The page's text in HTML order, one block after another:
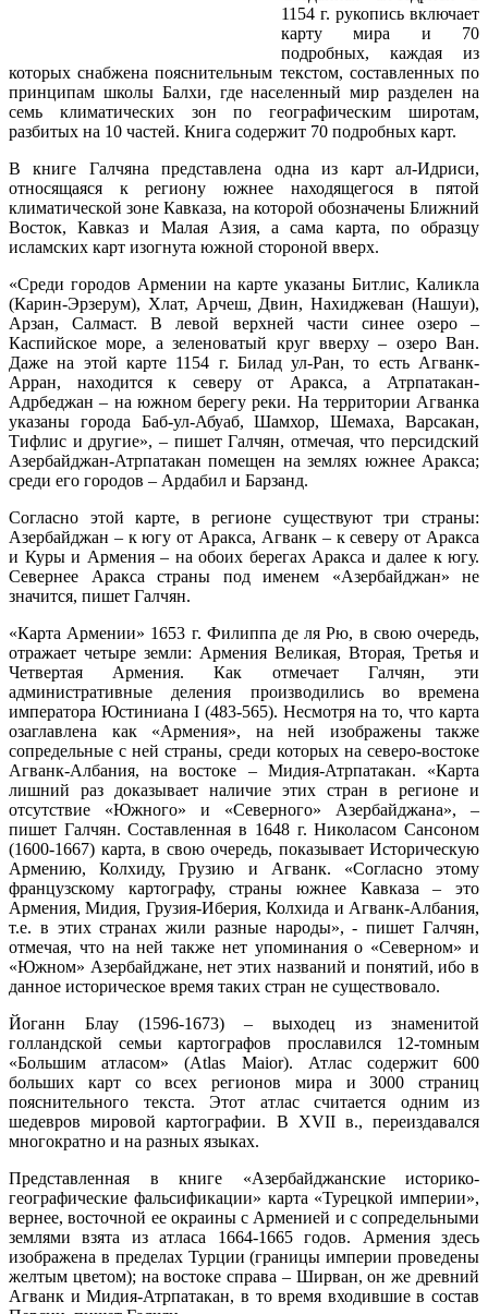
1154 г. рукопись включает
карту мира и 70
подробных, каждая из
которых снабжена пояснительным текстом, составленных по
принципам школы Балхи, где населенный мир разделен на
семь климатических зон по географическим широтам,
разбитых на 10 частей. Книга содержит 70 подробных карт.
В книге Галчяна представлена одна из карт ал-Идриси,
относящаяся к региону южнее находящегося в пятой
климатической зоне Кавказа, на которой обозначены Ближний
Восток, Кавказ и Малая Азия, а сама карта, по образцу
исламских карт изогнута южной стороной вверх.
«Среди городов Армении на карте указаны Битлис, Каликла
(Карин-Эрзерум), Хлат, Арчеш, Двин, Нахиджеван (Нашуи),
Арзан, Салмаст. В левой верхней части синее озеро –
Каспийское море, а зеленоватый круг вверху – озеро Ван.
Даже на этой карте 1154 г. Билад ул-Ран, то есть Агванк-
Арран, находится к северу от Аракса, а Атрпатакан-
Адрбеджан – на южном берегу реки. На территории Агванка
указаны города Баб-ул-Абуаб, Шамхор, Шемаха, Варсакан,
Тифлис и другие», – пишет Галчян, отмечая, что персидский
Азербайджан-Атрпатакан помещен на землях южнее Аракса;
среди его городов – Ардабил и Барзанд.
Согласно этой карте, в регионе существуют три страны:
Азербайджан – к югу от Аракса, Агванк – к северу от Аракса
и Куры и Армения – на обоих берегах Аракса и далее к югу.
Севернее Аракса страны под именем «Азербайджан» не
значится, пишет Галчян.
«Карта Армении» 1653 г. Филиппа де ля Рю, в свою очередь,
отражает четыре земли: Армения Великая, Вторая, Третья и
Четвертая Армения. Как отмечает Галчян, эти
административные деления производились во времена
императора Юстиниана I (483-565). Несмотря на то, что карта
озаглавлена как «Армения», на ней изображены также
сопредельные с ней страны, среди которых на северо-востоке
Агванк-Албания, на востоке – Мидия-Атрпатакан. «Карта
лишний раз доказывает наличие этих стран в регионе и
отсутствие «Южного» и «Северного» Азербайджана», –
пишет Галчян. Составленная в 1648 г. Николасом Сансоном
(1600-1667) карта, в свою очередь, показывает Историческую
Армению, Колхиду, Грузию и Агванк. «Согласно этому
французскому картографу, страны южнее Кавказа – это
Армения, Мидия, Грузия-Иберия, Колхида и Агванк-Албания,
т.е. в этих странах жили разные народы», - пишет Галчян,
отмечая, что на ней также нет упоминания о «Северном» и
«Южном» Азербайджане, нет этих названий и понятий, ибо в
данное историческое время таких стран не существовало.
Йоганн Блау (1596-1673) – выходец из знаменитой
голландской семьи картографов прославился 12-томным
«Большим атласом» (Atlas Maior). Атлас содержит 600
больших карт со всех регионов мира и 3000 страниц
пояснительного текста. Этот атлас считается одним из
шедевров мировой картографии. В XVII в., переиздавался
многократно и на разных языках.
Представленная в книге «Азербайджанские историко-
географические фальсификации» карта «Турецкой империи»,
вернее, восточной ее окраины с Арменией и с сопредельными
землями взята из атласа 1664-1665 годов. Армения здесь
изображена в пределах Турции (границы империи проведены
желтым цветом); на востоке справа – Ширван, он же древний
Агванк и Мидия-Атрпатакан, в то время входившие в состав